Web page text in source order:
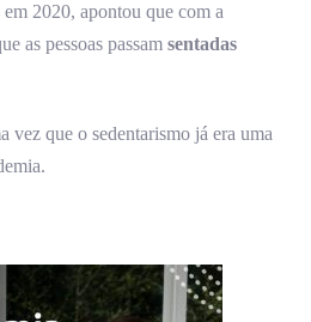
2020, apontou que com a
as pessoas passam sentadas
vez que o sedentarismo já era uma